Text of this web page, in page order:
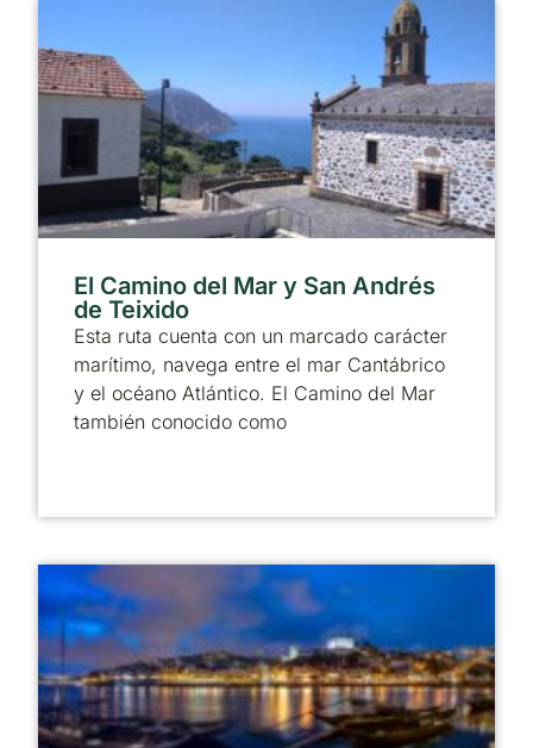
El Camino del Mar y San Andrés
de Teixido
Esta ruta cuenta con un marcado carácter
marítimo, navega entre el mar Cantábrico
y el océano Atlántico. El Camino del Mar
también conocido como